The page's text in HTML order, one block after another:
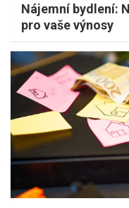
Nájemní bydlení:
pro vaše výnosy